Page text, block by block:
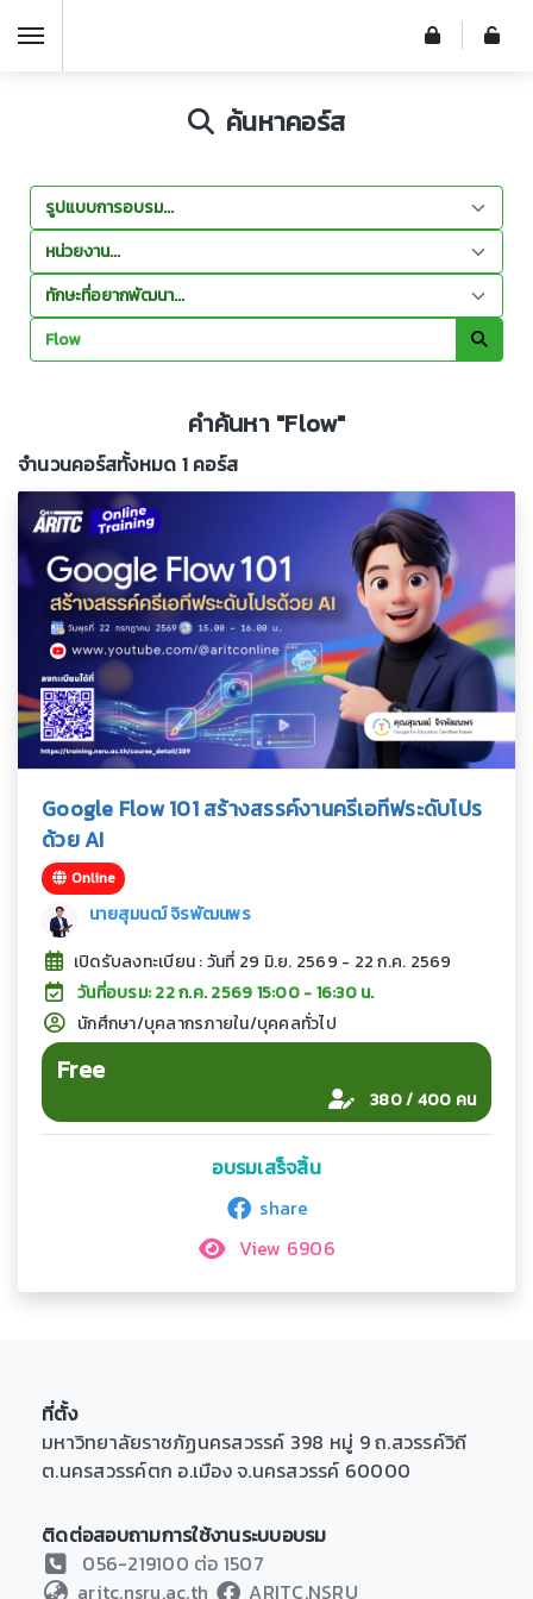
ค้นหาคอร์ส
คำค้นหา "Flow"
จำนวนคอร์สทั้งหมด 1 คอร์ส
Google Flow 101 สร้างสรรค์งานครีเอทีฟระดับโปร
ด้วย AI
Online
นายสุมนฒ์ จิรพัฒนพร
เปิดรับลงทะเบียน : วันที่ 29 มิ.ย. 2569 - 22 ก.ค. 2569
วันที่อบรม: 22 ก.ค. 2569 15:00 - 16:30 น.
นักศึกษา/บุคลากรภายใน/บุคคลทั่วไป
Free
380 / 400 คน
อบรมเสร็จสิ้น
share
View 6906
ที่ตั้ง
มหาวิทยาลัยราชภัฏนครสวรรค์ 398 หมู่ 9 ถ.สวรรค์วิถี
ต.นครสวรรค์ตก อ.เมือง จ.นครสวรรค์ 60000
ติดต่อสอบถามการใช้งานระบบอบรม
056-219100 ต่อ 1507
aritc.nsru.ac.th
ARITC.NSRU